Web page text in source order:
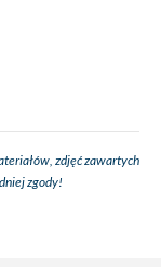
zdjęć zawartych
zgody!